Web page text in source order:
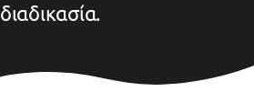
διαδικασία.